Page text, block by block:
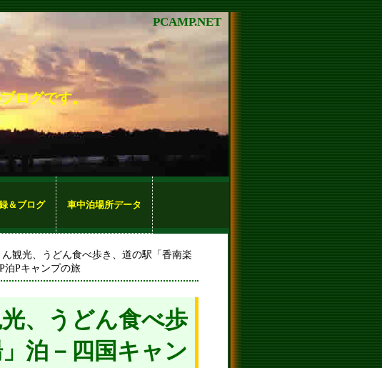
ログです。
PCAMP.NET
＆ブログ 車中泊場所データ
観光、うどん食べ歩き、道の駅「香南楽
泊Pキャンプの旅
、うどん食べ歩
泊－四国キャン